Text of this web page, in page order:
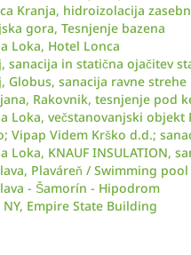
Kranja, hidroizolacija
gora, Tesnjenje bazena
Loka, Hotel Lonca
sanacija in statična ojačitev
Globus, sanacija ravne strehe
Rakovnik, tesnjenje pod
Loka, večstanovanjski
Vipap Videm Krško d.d.;
Loka, KNAUF INSULATION,
Plaváreň / Swimming pool
- Šamorín - Hipodrom
NY, Empire State Building